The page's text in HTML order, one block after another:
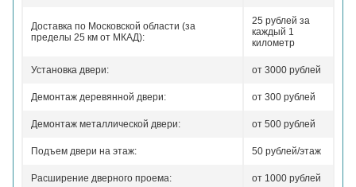
Доставка по Московской области (за
пределы 25 км от МКАД):
25 рублей за
каждый 1
километр
Установка двери: от 3000 рублей
Демонтаж деревянной двери: от 300 рублей
Демонтаж металлической двери: от 500 рублей
Подъем двери на этаж: 50 рублей/этаж
Расширение дверного проема: от 1000 рублей